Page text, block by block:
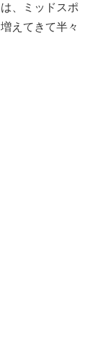
、ミッドスポ
えてきて半々